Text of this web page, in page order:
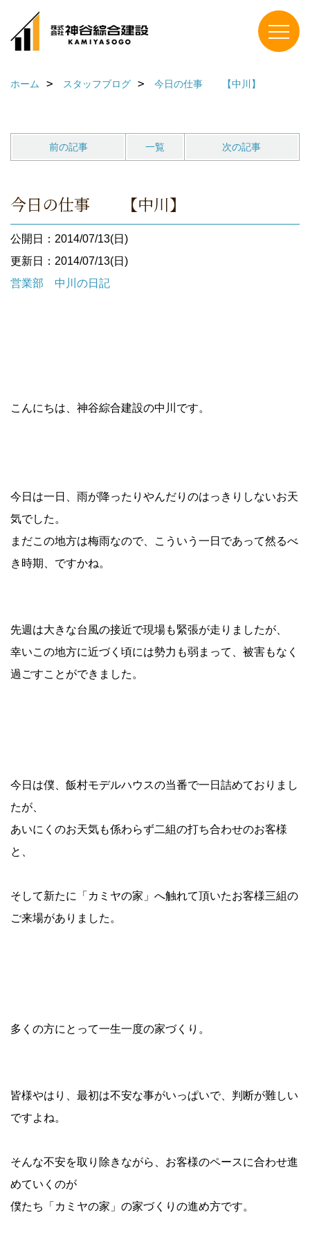
ホーム スタッフブログ 今日の仕事 【中川】
前の記事 一覧 次の記事
今日の仕事 【中川】
公開日：2014/07/13(日)
更新日：2014/07/13(日)
営業部 中川の日記
こんにちは、神谷綜合建設の中川です。
今日は一日、雨が降ったりやんだりのはっきりしないお天
気でした。
まだこの地方は梅雨なので、こういう一日であって然るべ
き時期、ですかね。
先週は大きな台風の接近で現場も緊張が走りましたが、
幸いこの地方に近づく頃には勢力も弱まって、被害もなく
過ごすことができました。
今日は僕、飯村モデルハウスの当番で一日詰めておりまし
たが、
あいにくのお天気も係わらず二組の打ち合わせのお客様
と、
そして新たに「カミヤの家」へ触れて頂いたお客様三組の
ご来場がありました。
多くの方にとって一生一度の家づくり。
皆様やはり、最初は不安な事がいっぱいで、判断が難しい
ですよね。
そんな不安を取り除きながら、お客様のペースに合わせ進
めていくのが
僕たち「カミヤの家」の家づくりの進め方です。